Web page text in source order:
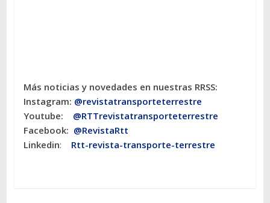
Más noticias y novedades en nuestras RRSS:
Instagram: @revistatransporteterrestre
Youtube: @RTTrevistatransporteterrestre
Facebook: @RevistaRtt
Linkedin: Rtt-revista-transporte-terrestre